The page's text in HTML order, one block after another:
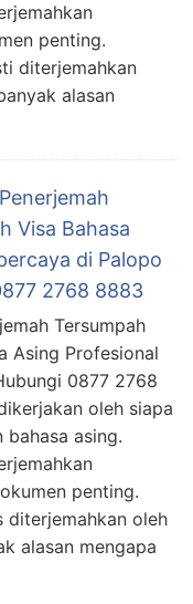
penting.
diterjemahkan
alasan
Visa Bahasa
di Palopo
2768 8883
Tersumpah
Asing Profesional
0877 2768
oleh siapa
bahasa asing.
penting.
diterjemahkan oleh
alasan mengapa